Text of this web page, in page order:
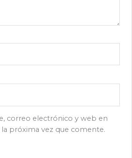
correo electrónico y web en
próxima vez que comente.